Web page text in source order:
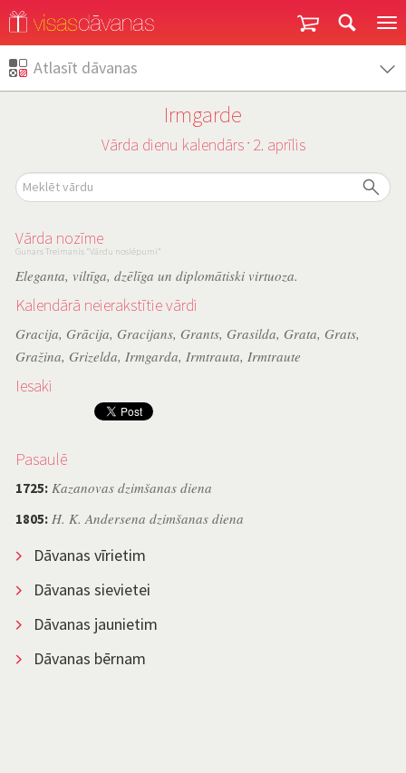
Atlasīt dāvanas
Irmgarde
Vārda dienu kalendārs ˙ 2. aprīlis
Vārda nozīme
Gunars Treimanis "Vārdu noslēpumi"
Eleganta, viltīga, dzēlīga un diplomātiski virtuoza.
Kalendārā neierakstītie vārdi
Gracija, Grācija, Gracijans, Grants, Grasilda, Grata, Grats,
Gražina, Grizelda, Irmgarda, Irmtrauta, Irmtraute
Iesaki
Pasaulē
1725: Kazanovas dzimšanas diena
1805: H. K. Andersena dzimšanas diena
Dāvanas vīrietim
Dāvanas sievietei
Dāvanas jaunietim
Dāvanas bērnam